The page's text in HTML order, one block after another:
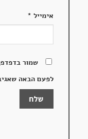
אימייל *
שמור
לפעם הבאה